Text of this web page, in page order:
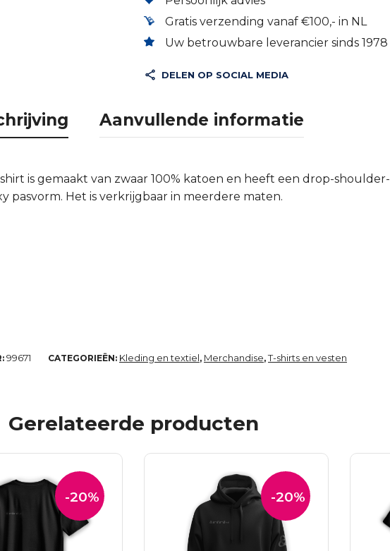
Gratis verzending vanaf €100,- in NL
Uw betrouwbare leverancier sinds 1978
DELEN OP SOCIAL MEDIA
Aanvullende informatie
is gemaakt van zwaar 100% katoen en heeft een drop-shoulder-
pasvorm. Het is verkrijgbaar in meerdere maten.
99671 CATEGORIEËN: Kleding en textiel, Merchandise,T-shirts en vesten
Gerelateerde producten
-20% -20%